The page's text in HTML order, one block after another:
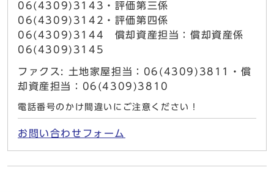
06(4309)3143・評価第三係
06(4309)3142・評価第四係
06(4309)3144 償却資産担当：償却資産係
06(4309)3145
ファクス: 土地家屋担当：06(4309)3811・償
却資産担当：06(4309)3810
電話番号のかけ間違いにご注意ください！
お問い合わせフォーム